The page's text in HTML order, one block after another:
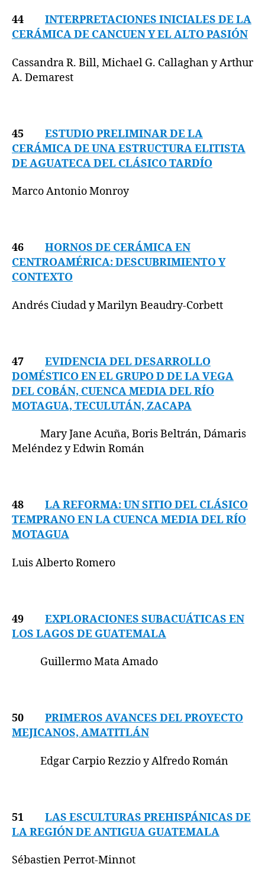
44 INTERPRETACIONES INICIALES DE LA
CERÁMICA DE CANCUEN Y EL ALTO PASIÓN
Cassandra R. Bill, Michael G. Callaghan y Arthur
A. Demarest
45 ESTUDIO PRELIMINAR DE LA
CERÁMICA DE UNA ESTRUCTURA ELITISTA
DE AGUATECA DEL CLÁSICO TARDÍO
Marco Antonio Monroy
46
HORNOS DE CERÁMICA EN
CENTROAMÉRICA: DESCUBRIMIENTO Y
CONTEXTO
Andrés Ciudad y Marilyn Beaudry-Corbett
47 EVIDENCIA DEL DESARROLLO
DOMÉSTICO EN EL GRUPO D DE LA VEGA
DEL COBÁN, CUENCA MEDIA DEL RÍO
MOTAGUA, TECULUTÁN, ZACAPA
Mary Jane Acuña, Boris Beltrán, Dámaris
Meléndez y Edwin Román
48
LA REFORMA: UN SITIO DEL CLÁSICO
TEMPRANO EN LA CUENCA MEDIA DEL RÍO
MOTAGUA
Luis Alberto Romero
49 EXPLORACIONES SUBACUÁTICAS EN
LOS LAGOS DE GUATEMALA
Guillermo Mata Amado
50 PRIMEROS AVANCES DEL PROYECTO
MEJICANOS, AMATITLÁN
Edgar Carpio Rezzio y Alfredo Román
51 LAS ESCULTURAS PREHISPÁNICAS DE
LA REGIÓN DE ANTIGUA GUATEMALA
Sébastien Perrot-Minnot